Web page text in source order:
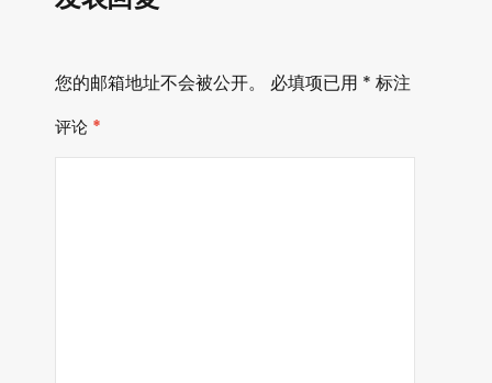
您的邮箱地址不会被公开。 必填项已用 * 标注
评论 *